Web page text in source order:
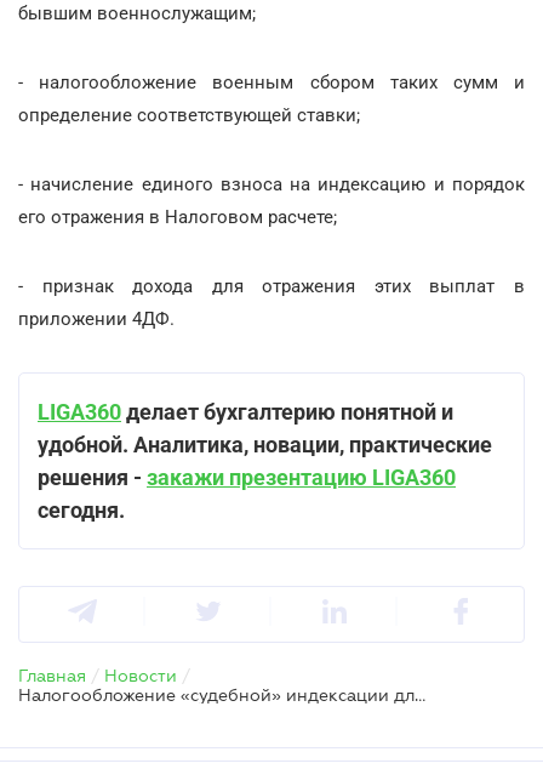
бывшим военнослужащим;
- налогообложение военным сбором таких сумм и
определение соответствующей ставки;
- начисление единого взноса на индексацию и порядок
его отражения в Налоговом расчете;
- признак дохода для отражения этих выплат в
приложении 4ДФ.
LIGA360делает бухгалтерию понятной и
удобной. Аналитика, новации, практические
решения - закажи презентацию LIGA360
сегодня.
Главная / Новости /
Налогообложение «судебной» индексации для уволенных военных — позиция ГНС